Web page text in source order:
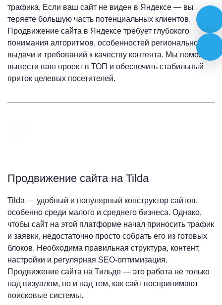
трафика. Если ваш сайт не виден в Яндексе — вы
теряете большую часть потенциальных клиентов.
Продвижение сайта в Яндексе требует глубокого
понимания алгоритмов, особенностей региональной
выдачи и требований к качеству контента. Мы поможем
вывести ваш проект в ТОП и обеспечить стабильный
приток целевых посетителей.
Продвижение сайта на Tilda
Tilda — удобный и популярный конструктор сайтов,
особенно среди малого и среднего бизнеса. Однако,
чтобы сайт на этой платформе начал приносить трафик
и заявки, недостаточно просто собрать его из готовых
блоков. Необходима правильная структура, контент,
настройки и регулярная SEO-оптимизация.
Продвижение сайта на Тильде — это работа не только
над визуалом, но и над тем, как сайт воспринимают
поисковые системы.